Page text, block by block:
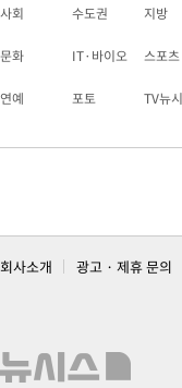
사회 수도권 지방
문화 IT·바이오 스포츠
연예 포토 TV뉴
회사소개 광고 · 제휴 문의